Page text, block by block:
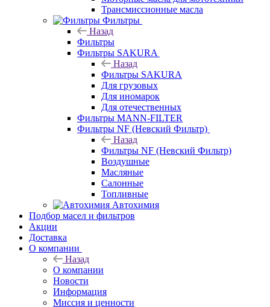
Трансмиссионные масла
Фильтры
Назад
Фильтры
Фильтры SAKURA
Назад
Фильтры SAKURA
Для грузовых
Для иномарок
Для отечественных
Фильтры MANN-FILTER
Фильтры NF (Невский Фильтр)
Назад
Фильтры NF (Невский Фильтр)
Воздушные
Масляные
Салонные
Топливные
Автохимия
Подбор масел и фильтров
Акции
Доставка
О компании
Назад
О компании
Новости
Информация
Миссия и ценности